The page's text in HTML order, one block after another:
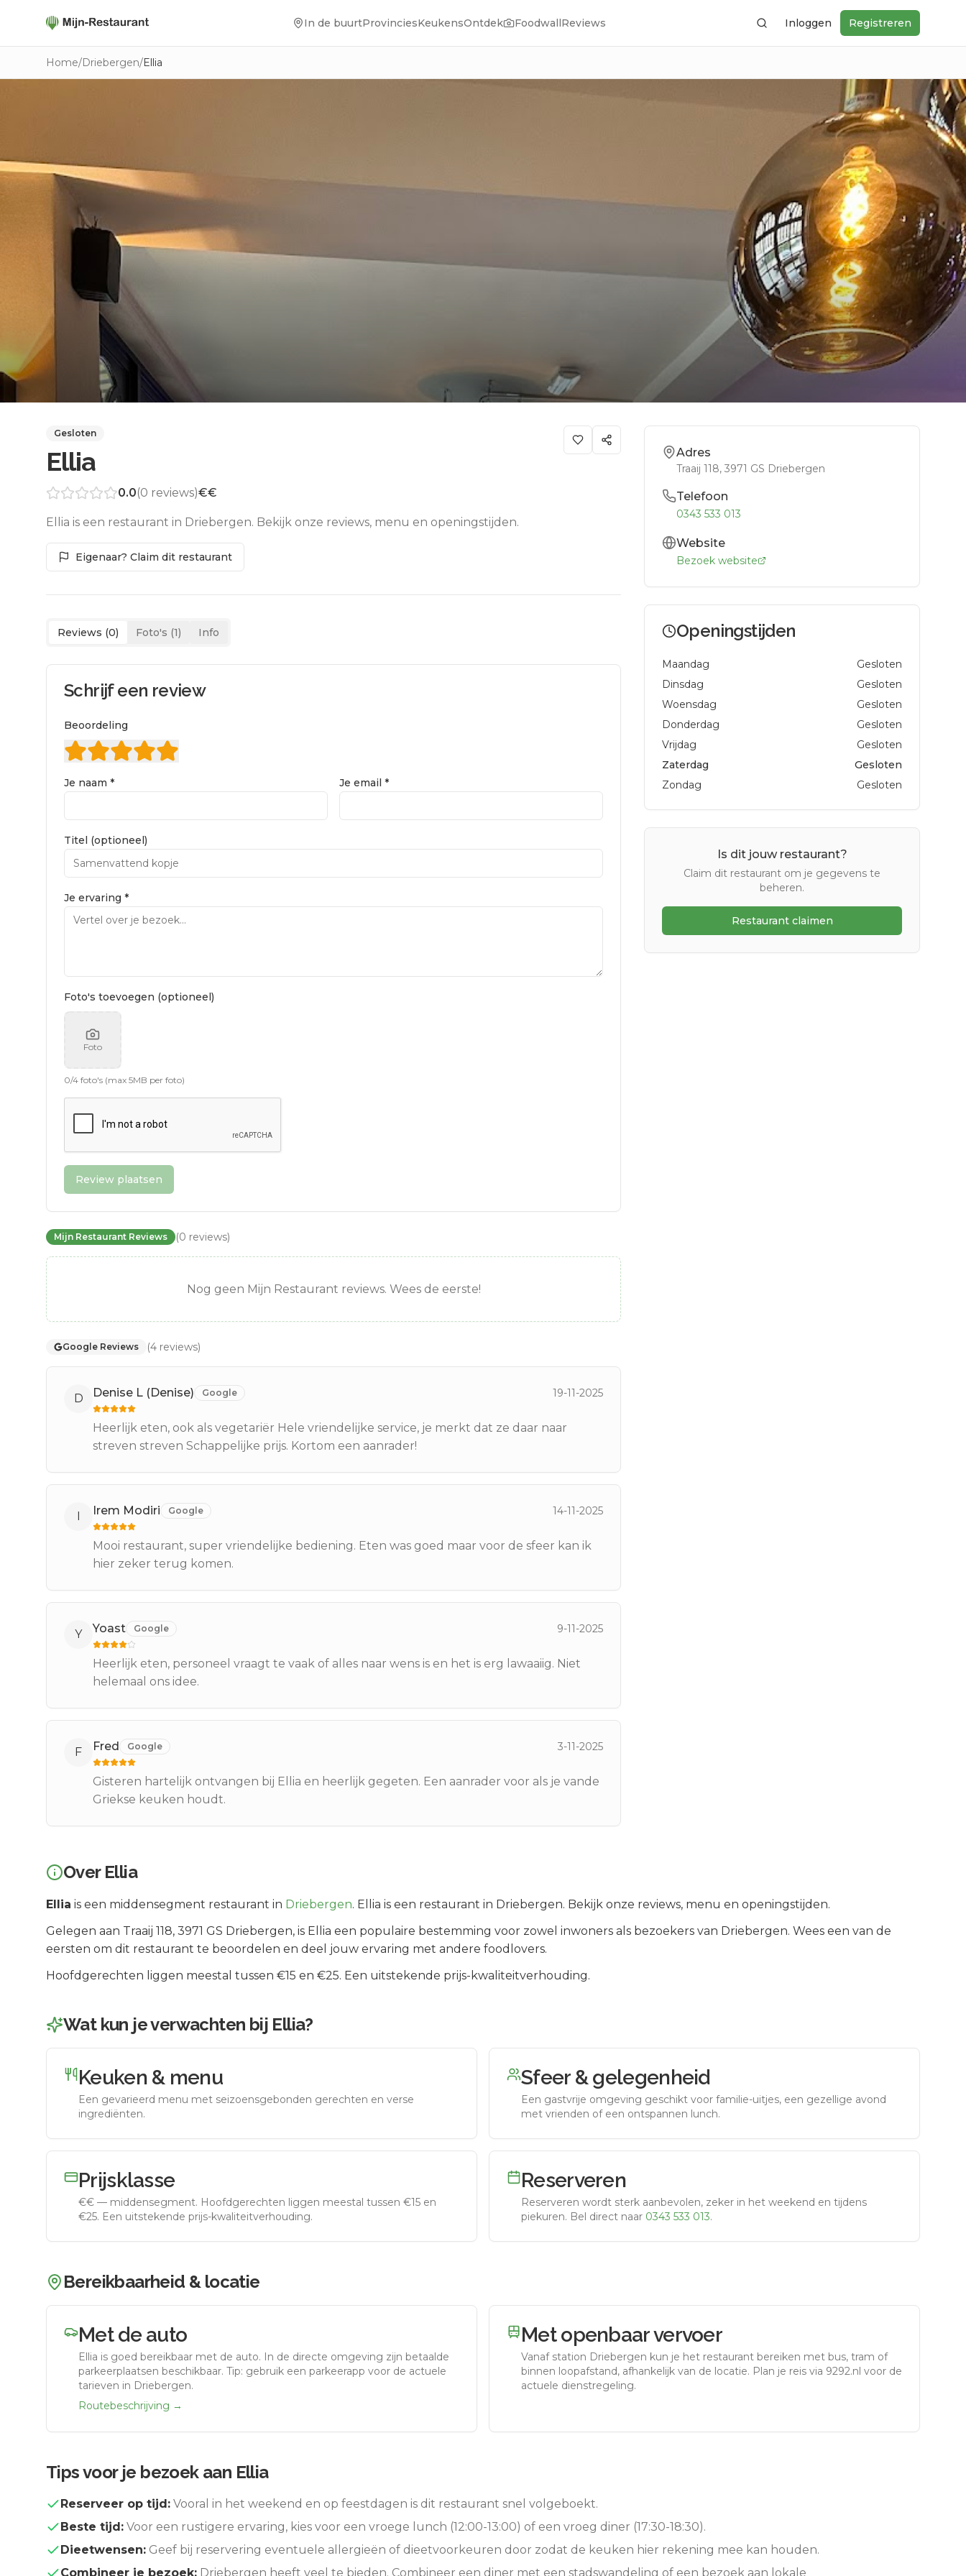
In de buurtProvinciesKeukensOntdek FoodwallReviews ZoekenInloggen Registreren
Home/Driebergen/Ellia
Gesloten
Ellia
0.0(0 reviews)€€
Ellia is een restaurant in Driebergen. Bekijk onze reviews, menu en openingstijden.
Eigenaar? Claim dit restaurant
Reviews (0) Foto's (1) Info
Schrijf een review
Beoordeling
Je naam * Je email *
Titel (optioneel)
Je ervaring *
Foto's toevoegen (optioneel)
Foto
0/4 foto's (max 5MB per foto)
Review plaatsen
Mijn Restaurant Reviews (0 reviews)
Nog geen Mijn Restaurant reviews. Wees de eerste!
Google Reviews (4 reviews)
D Denise L (Denise) Google 19-11-2025
Heerlijk eten, ook als vegetariër Hele vriendelijke service, je merkt dat ze daar naar
streven streven Schappelijke prijs. Kortom een aanrader!
I Irem Modiri Google 14-11-2025
Mooi restaurant, super vriendelijke bediening. Eten was goed maar voor de sfeer kan ik
hier zeker terug komen.
Y Yoast Google 9-11-2025
Heerlijk eten, personeel vraagt te vaak of alles naar wens is en het is erg lawaaiig. Niet
helemaal ons idee.
F Fred Google 3-11-2025
Gisteren hartelijk ontvangen bij Ellia en heerlijk gegeten. Een aanrader voor als je vande
Griekse keuken houdt.
Adres
Traaij 118, 3971 GS Driebergen
Telefoon
0343 533 013
Website
Bezoek website
Openingstijden
Maandag
Gesloten
Dinsdag
Gesloten
Woensdag
Gesloten
Donderdag
Gesloten
Vrijdag
Gesloten
Zaterdag
Gesloten
Zondag
Gesloten
Is dit jouw restaurant?
Claim dit restaurant om je gegevens te
beheren.
Restaurant claimen
Over Ellia
Ellia is een middensegment restaurant in Driebergen. Ellia is een restaurant in Driebergen. Bekijk onze reviews, menu en openingstijden.
Gelegen aan Traaij 118, 3971 GS Driebergen, is Ellia een populaire bestemming voor zowel inwoners als bezoekers van Driebergen. Wees een van de
eersten om dit restaurant te beoordelen en deel jouw ervaring met andere foodlovers.
Hoofdgerechten liggen meestal tussen €15 en €25. Een uitstekende prijs-kwaliteitverhouding.
Wat kun je verwachten bij Ellia?
Keuken & menu
Een gevarieerd menu met seizoensgebonden gerechten en verse
ingrediënten.
Sfeer & gelegenheid
Een gastvrije omgeving geschikt voor familie-uitjes, een gezellige avond
met vrienden of een ontspannen lunch.
Prijsklasse
€€ — middensegment. Hoofdgerechten liggen meestal tussen €15 en
€25. Een uitstekende prijs-kwaliteitverhouding.
Reserveren
Reserveren wordt sterk aanbevolen, zeker in het weekend en tijdens
piekuren. Bel direct naar 0343 533 013.
Bereikbaarheid & locatie
Met de auto
Ellia is goed bereikbaar met de auto. In de directe omgeving zijn betaalde
parkeerplaatsen beschikbaar. Tip: gebruik een parkeerapp voor de actuele
tarieven in Driebergen.
Routebeschrijving →
Met openbaar vervoer
Vanaf station Driebergen kun je het restaurant bereiken met bus, tram of
binnen loopafstand, afhankelijk van de locatie. Plan je reis via 9292.nl voor de
actuele dienstregeling.
Tips voor je bezoek aan Ellia
Reserveer op tijd: Vooral in het weekend en op feestdagen is dit restaurant snel volgeboekt.
Beste tijd: Voor een rustigere ervaring, kies voor een vroege lunch (12:00-13:00) of een vroeg diner (17:30-18:30).
Dieetwensen: Geef bij reservering eventuele allergieën of dieetvoorkeuren door zodat de keuken hier rekening mee kan houden.
Combineer je bezoek: Driebergen heeft veel te bieden. Combineer een diner met een stadswandeling of een bezoek aan lokale